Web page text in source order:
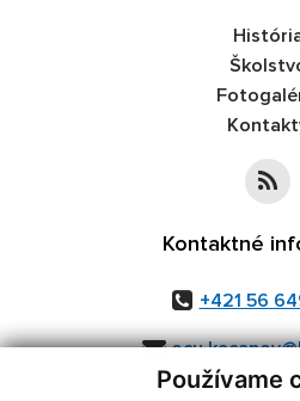
Používame
Kontaktné
+421 56